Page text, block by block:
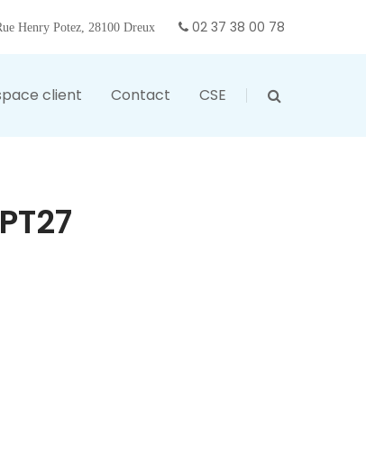
Henry Potez, 28100 Dreux 02 37 38 00 78
client Contact CSE